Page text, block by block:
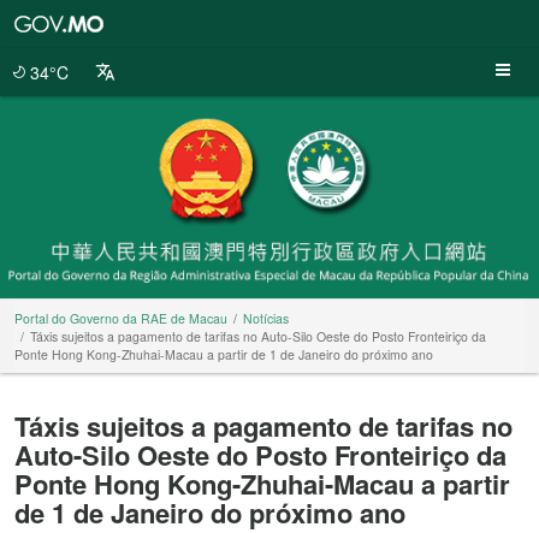
34°C
Portal do Governo da RAE de Macau
Notícias
Táxis sujeitos a pagamento de tarifas no Auto-Silo Oeste do Posto Fronteiriço da
Ponte Hong Kong-Zhuhai-Macau a partir de 1 de Janeiro do próximo ano
Táxis sujeitos a pagamento de tarifas no
Auto-Silo Oeste do Posto Fronteiriço da
Ponte Hong Kong-Zhuhai-Macau a partir
de 1 de Janeiro do próximo ano